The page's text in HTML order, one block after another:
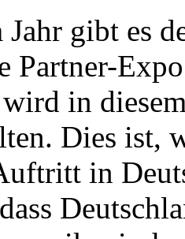
gibt es
Partner-
in
Dies ist,
in